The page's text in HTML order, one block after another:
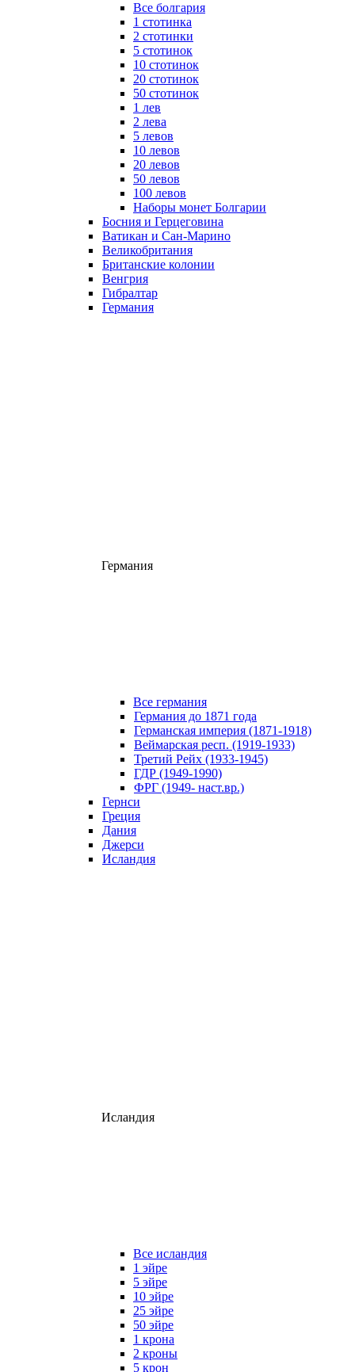
Все болгария
1 стотинка
2 стотинки
5 стотинок
10 стотинок
20 стотинок
50 стотинок
1 лев
2 лева
5 левов
10 левов
20 левов
50 левов
100 левов
Наборы монет Болгарии
Босния и Герцеговина
Ватикан и Сан-Марино
Великобритания
Британские колонии
Венгрия
Гибралтар
Германия
Германия
Все германия
Германия до 1871 года
Германская империя (1871-1918)
Веймарская респ. (1919-1933)
Третий Рейх (1933-1945)
ГДР (1949-1990)
ФРГ (1949- наст.вр.)
Гернси
Греция
Дания
Джерси
Исландия
Исландия
Все исландия
1 эйре
5 эйре
10 эйре
25 эйре
50 эйре
1 крона
2 кроны
5 крон